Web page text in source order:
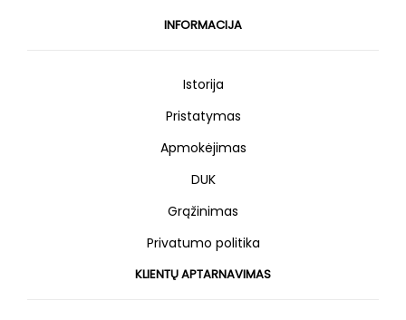
INFORMACIJA
Istorija
Pristatymas
Apmokėjimas
DUK
Grąžinimas
Privatumo politika
KLIENTŲ APTARNAVIMAS